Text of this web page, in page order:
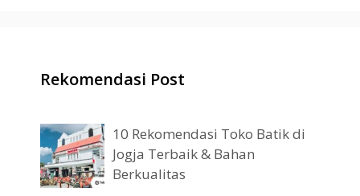
Rekomendasi Post
10 Rekomendasi Toko Batik di
Jogja Terbaik & Bahan
Berkualitas